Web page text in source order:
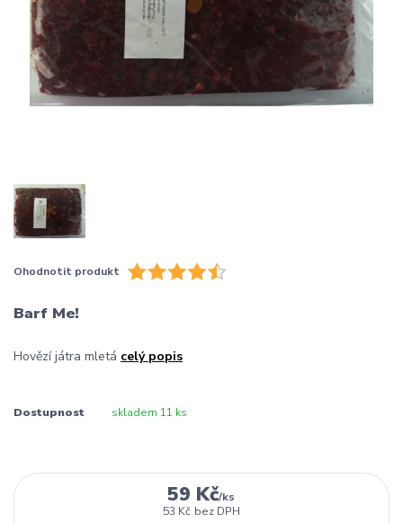
Ohodnotit produkt
Barf Me!
Hovězí játra mletá celý popis
Dostupnost skladem 11 ks
59 Kč/ks
53 Kč bez DPH